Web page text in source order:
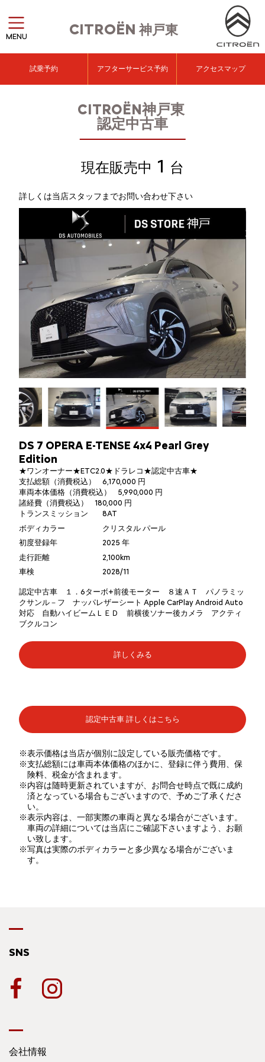
CITROËN神戸東
MENU
試乗予約 アフターサービス予約 アクセスマップ
CITROËN神戸東
認定中古車
現在販売中 1 台
詳しくは当店スタッフまでお問い合わせ下さい
DS 7 OPERA E-TENSE 4x4 Pearl Grey
Edition
★ワンオーナー★ETC2.0★ドラレコ★認定中古車★
支払総額（消費税込）
6,170,000 円
車両本体価格（消費税込）
5,990,000 円
諸経費（消費税込）
180,000 円
トランスミッション
8AT
ボディカラー
クリスタル パール
初度登録年
2025 年
走行距離
2,100km
車検
2028/11
認定中古車 １．6ターボ+前後モーター ８速ＡＴ パノラミッ
クサンル－フ ナッパレザーシート Apple CarPlay Android Auto
対応 自動ハイビームＬＥＤ 前横後ソナー後カメラ アクティ
ブクルコン
詳しくみる
認定中古車 詳しくはこちら
※表示価格は当店が個別に設定している販売価格です。
※支払総額には車両本体価格のほかに、登録に伴う費用、保
険料、税金が含まれます。
※内容は随時更新されていますが、お問合せ時点で既に成約
済となっている場合もございますので、予めご了承くださ
い。
※表示内容は、一部実際の車両と異なる場合がございます。
車両の詳細については当店にご確認下さいますよう、お願
い致します。
※写真は実際のボディカラーと多少異なる場合がございま
す。
SNS
会社情報